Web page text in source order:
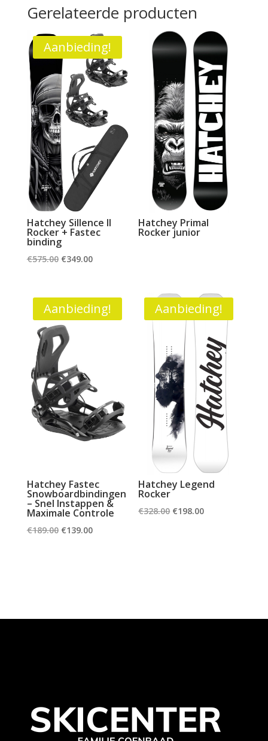
Gerelateerde producten
Aanbieding!
Hatchey Sillence II
Rocker + Fastec
binding
€575.00 Oorspronkelijke
€575.00.
€349.00Huidige
€349.00.
Hatchey Primal
Rocker junior
Aanbieding!
Hatchey Fastec
Snowboardbindingen
– Snel Instappen &
Maximale Controle
€189.00 Oorspronkelijke
€139.00Huidige
Aanbieding!
Hatchey Legend
Rocker
€328.00 Oorspronkelijke
€198.00Huidige